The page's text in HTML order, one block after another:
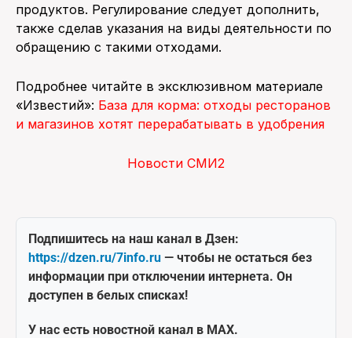
продуктов. Регулирование следует дополнить,
также сделав указания на виды деятельности по
обращению с такими отходами.
Подробнее читайте в эксклюзивном материале
«Известий»: База для корма: отходы ресторанов
и магазинов хотят перерабатывать в удобрения
Новости СМИ2
Подпишитесь на наш канал в Дзен:
https://dzen.ru/7info.ru — чтобы не остаться без
информации при отключении интернета. Он
доступен в белых списках!
У нас есть новостной канал в MAX.